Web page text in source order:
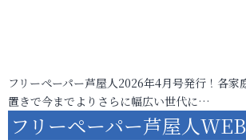
フリーペーパー芦屋人2026年4月号発行！各家
置きで今までよりさらに幅広い世代に…
フリーペーパー芦屋人WEB